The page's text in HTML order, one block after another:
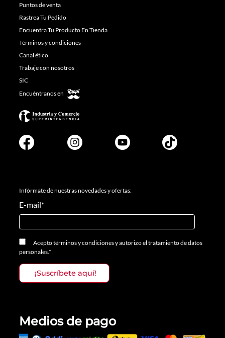
Puntos de venta
Rastrea Tu Pedido
Encuentra Tu Producto En Tienda
Términos y condiciones
Canal ético
Trabaje con nosotros
SIC
Encuéntranos en
Infórmate de nuestras novedades y ofertas:
E-mail*
Aceptotérminos y condicionesyautorizo el tratamiento de datos
personales.*
Medios de pago